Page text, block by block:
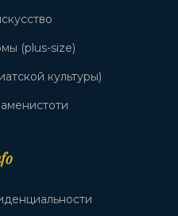
(plus-size)
культуры)